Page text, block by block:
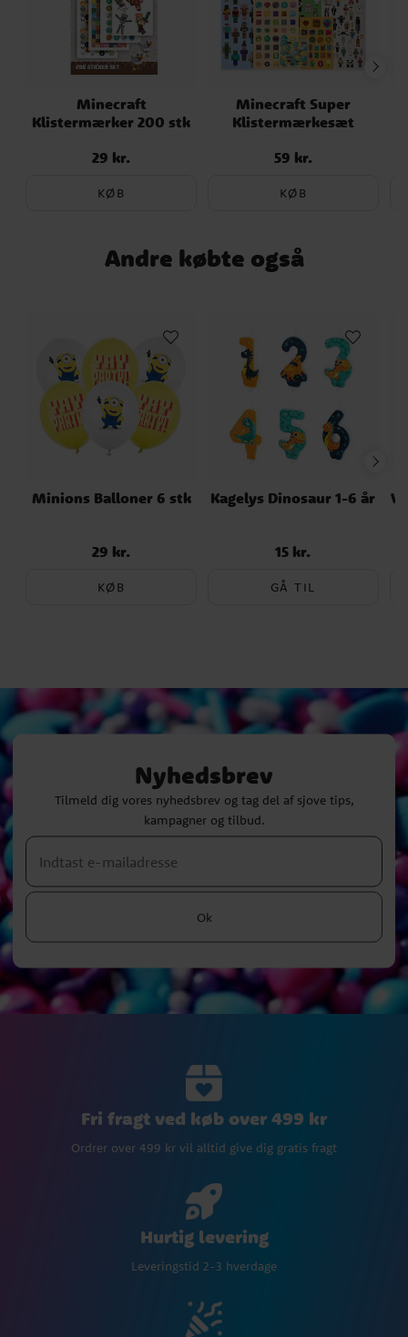
Minecraft
Klistermærker 200 stk
Pris: 29 kr.
29 kr.
KØB
Minecraft Super
Klistermærkesæt
Pris: 59 kr.
59 kr.
KØB
Andre købte også
Minions Balloner 6 stk
Pris: 29 kr.
29 kr.
KØB
Kagelys Dinosaur 1-6 år
Pris: 15 kr.
15 kr.
GÅ TIL
Nyhedsbrev
Tilmeld dig vores nyhedsbrev og tag del af sjove tips,
kampagner og tilbud.
Ok
Fri fragt ved køb over 499 kr
Ordrer over 499 kr vil alltid give dig gratis fragt
Hurtig levering
Leveringstid 2-3 hverdage